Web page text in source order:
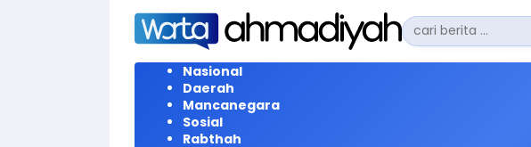
Langsung
konten
Pencarian
untuk:
Nasional
Daerah
Mancanegara
Sosial
Rabthah